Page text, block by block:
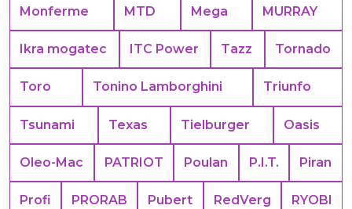
Monferme MTD Mega MURRAY
Ikra mogatec ITC Power Tazz Tornado
Toro Tonino Lamborghini Triunfo
Tsunami Texas Tielburger Oasis
Oleo-Mac PATRIOT Poulan P.I.T. Piran
Profi PRORAB Pubert RedVerg RYOBI